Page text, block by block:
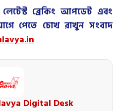
ব্রেকিং আপডেট এবং
পেতে চোখ রাখুন সংবাদ
Digital Desk